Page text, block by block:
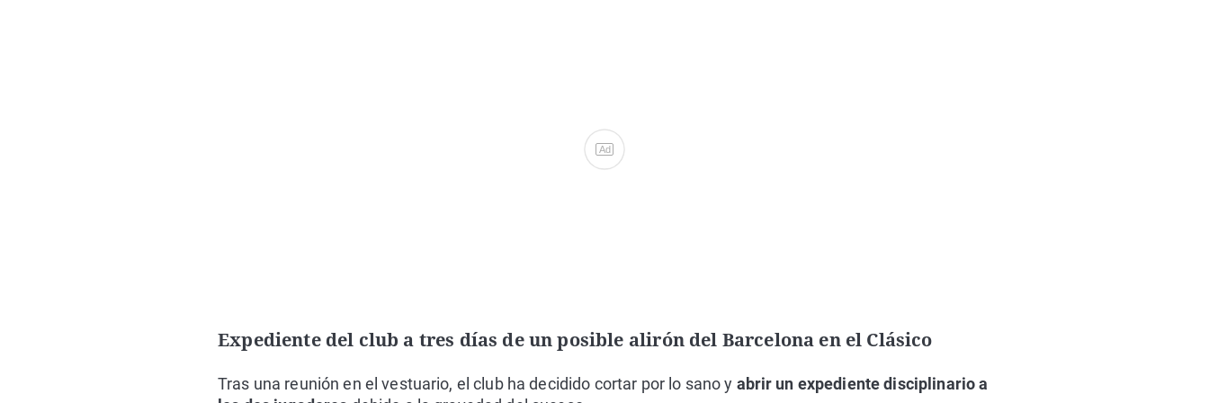
Ad
Expediente del club a tres días de un posible alirón del Barcelona en el Clásico
Tras una reunión en el vestuario, el club ha decidido cortar por lo sano y abrir un expediente disciplinario a